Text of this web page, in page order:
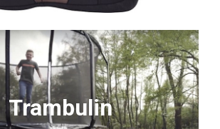
Trambulin